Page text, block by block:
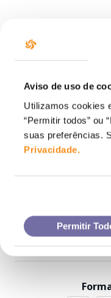
Aviso de uso de
Utilizamos cookies
“Permitir todos” ou
suas preferências.
Privacidade.
Permitir
Suporte
Atendimento